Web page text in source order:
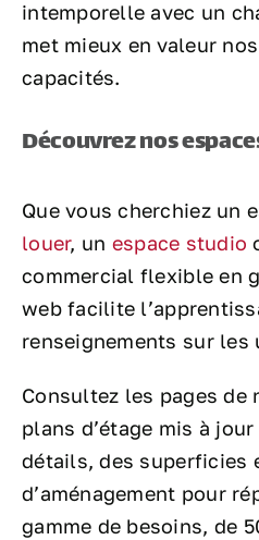
intemporelle avec un
met mieux en valeur
capacités.
Découvrez nos
Que vous cherchiez un
louer, un espace studio
commercial flexible en
web facilite
renseignements sur
Consultez les pages de
plans d’étage mis à
détails, des superficies
d’aménagement pour
gamme de besoins, de